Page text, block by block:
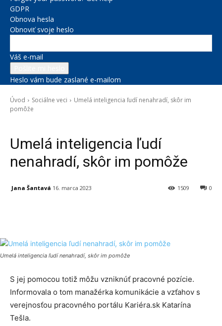
GDPR
Obnova hesla
Obnoviť svoje heslo
Váš e-mail
Heslo vám bude zaslané e-mailom
Úvod Sociálne veci
Umelá inteligencia ľudí nenahradí, skôr im
pomôže
Umelá inteligencia ľudí
nenahradí, skôr im pomôže
Jana Šantavá 16. marca 2023 0
1509
Umelá inteligencia ľudí nenahradí, skôr im pomôže
S jej pomocou totiž môžu vzniknúť pracovné pozície.
Informovala o tom manažérka komunikácie a vzťahov s
verejnosťou pracovného portálu Kariéra.sk Katarína
Tešla.